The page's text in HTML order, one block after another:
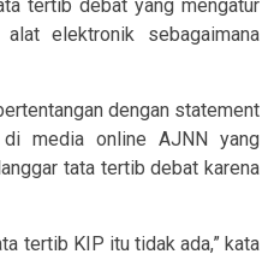
tertib debat yang mengatur
alat elektronik sebagaimana
dengan statement
media online AJNN yang
tata tertib debat karena
tertib KIP itu tidak ada,” kata